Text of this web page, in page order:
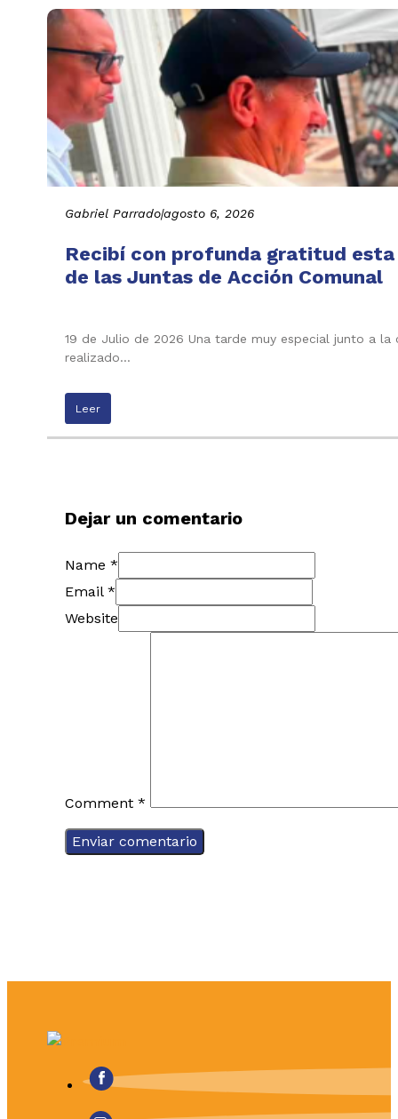
Gabriel Parrado|agosto 6, 2026
Recibí con profunda gratitud
de las Juntas de Acción Comunal
19 de Julio de 2026 Una tarde muy especial junto a
realizado…
Leer
Dejar un comentario
Name *
Email *
Website
Comment *